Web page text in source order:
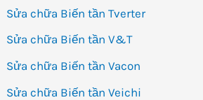
Sửa chữa Biến tần Tverter
Sửa chữa Biến tần V&T
Sửa chữa Biến tần Vacon
Sửa chữa Biến tần Veichi